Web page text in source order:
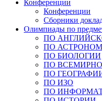
Конференции
Конференции
Сборники
Олимпиады по
ПО
ПО
ПО БИОЛОГИИ
ПО
ПО
ПО ИЗО
ПО